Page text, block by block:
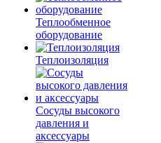
Теплообменное
оборудование
Теплоизоляция
Сосуды высокого
давления и
аксессуары